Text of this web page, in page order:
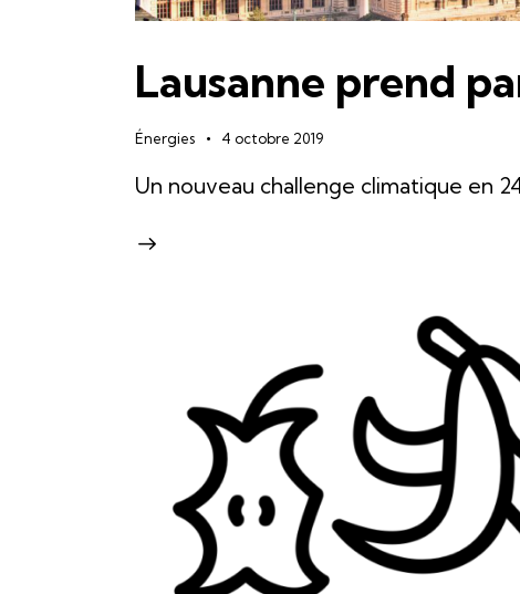
Lausanne prend
Énergies 4 octobre 2019
Un nouveau challenge climatique en